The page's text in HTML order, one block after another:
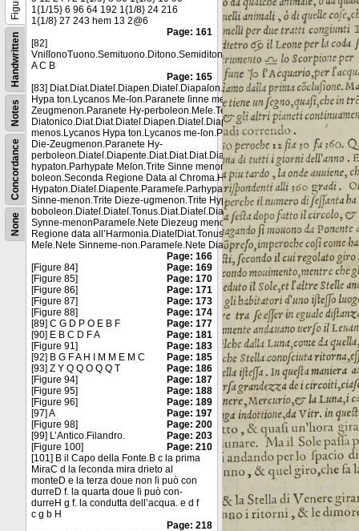
None
Concordance
Notes
Handwritten
1{1/15} 6 96 64 192 1{1/8} 24 216
1{1/8} 27 243 hem 13 2@6
Page: 161
[82]
VniſſonoTuono.Semituono.Ditono.Semiditono.
A C B
Page: 165
[83] Diat.Diat.Diateſ.Diapen.Diateſ.Diapaſon.Proslamuano-menos.Lycanos
Hypa ton.Lycanos Me-ſon.Paranete ſinne menon.Paranete Die-
Zeugmenon.Paranete Hy-perboleon.Meſe.Terza Regione data al
Diatonico.Diat.Diat.Diateſ.Diapen.Diateſ.Diapaſon.Proslamuano-
menos.Lycanos Hypa ton.Lycanos me-ſon.Paranete Sin-
Die-Zeugmenon.Paranete Hy-
hypaton.Parhypate Meſon.Trite Sinne menon.trite Dieze ugmenon.Trite
boleon.Seconda Regione Data al Chroma.Hypate
Hypaton.Diateſ.Diapente.Parameſe.Parhypate Hypaton.Parhypate
Sinne-menon.Trite Dieze-ugmenon.Trite Hyper
boboleon.Diateſ.Diateſ.Tonus.Diat.Diateſ.Diateſſaron. Hypate meſon
Synne-menonParameſe.Nete Diezeug menon.Nete Hyper-boleon.Prima
Regione data all’Harmonia.DiateſDiat.Tonus.Diateſ.Diateſ.Hypate meſon.
Meſe.Nete Sinneme-non.Parameſe.Nete Diazeug menon.Nete Hyperbo
Page: 166
[Figure 84]
Page: 169
[Figure 85]
Page: 170
[Figure 86]
Page: 171
[Figure 87]
Page: 173
[Figure 88]
Page: 174
[89] C G D P O E B F
Page: 177
[90] E B C D F A
Page: 181
[Figure 91]
Page: 183
[92] B G F A H I M M E M C
Page: 185
[93] Z Y Q Q O Q Q T
Page: 186
[Figure 94]
Page: 187
[Figure 95]
Page: 188
[Figure 96]
Page: 189
[97] A
Page: 197
[Figure 98]
Page: 200
[99] L’Antico.Filandro.
Page: 203
[Figure 100]
Page: 210
[101] B il Capo della Fonte.B c la prima
MiraC d la ſeconda mira drieto al
monteD e la terza doue non ſi può con
durreD f. la quarta doue ſi può con-
durreH g f. la condutta dell’acqua. e d f
c g b H
Page: 218